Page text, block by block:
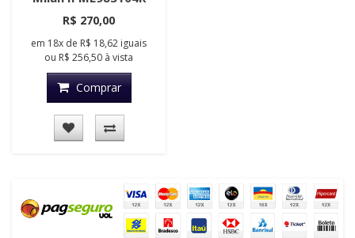
R$ 270,00
em 18x de R$ 18,62 iguais
ou R$ 256,50 à vista
Comprar